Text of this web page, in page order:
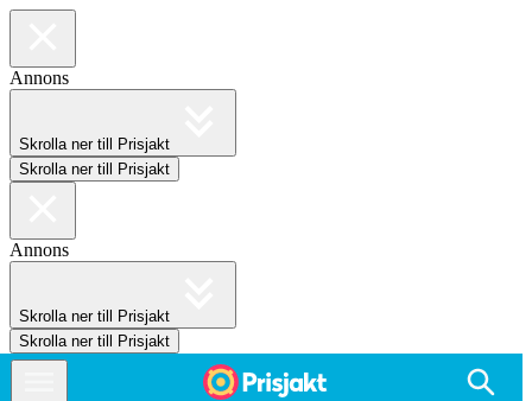
Annons
Skrolla ner till Prisjakt
Skrolla ner till Prisjakt
Annons
Skrolla ner till Prisjakt
Skrolla ner till Prisjakt